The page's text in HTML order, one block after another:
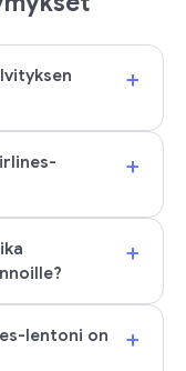
+
+
+
lentoni on
+